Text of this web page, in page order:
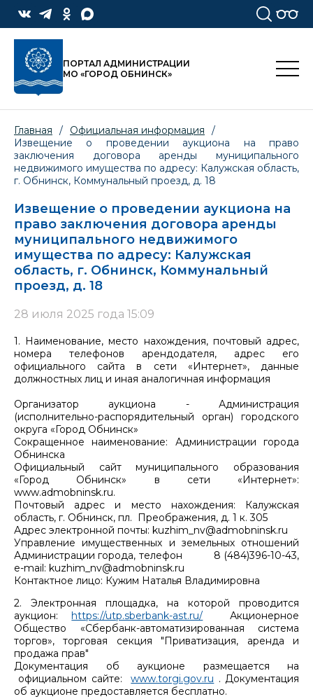
ПОРТАЛ АДМИНИСТРАЦИИ
МО «ГОРОД ОБНИНСК»
Главная / Официальная информация
/
Извещение о проведении аукциона на право
заключения договора аренды муниципального
недвижимого имущества по адресу: Калужская область,
г. Обнинск, Коммунальный проезд, д. 18
Извещение о проведении аукциона на
право заключения договора аренды
муниципального недвижимого
имущества по адресу: Калужская
область, г. Обнинск, Коммунальный
проезд, д. 18
28 июля 2025 года 15:09
1. Наименование, место нахождения, почтовый адрес,
номера телефонов арендодателя, адрес его
официального сайта в сети «Интернет», данные
должностных лиц и иная аналогичная информация
Организатор аукциона - Администрация
(исполнительно-распорядительный орган) городского
округа «Город Обнинск»
Сокращенное наименование: Администрации города
Обнинска
Официальный сайт муниципального образования
«Город Обнинск» в сети «Интернет»:
www.admobninsk.ru.
Почтовый адрес и место нахождения: Калужская
область, г. Обнинск, пл. Преображения, д. 1 к. 305
Адрес электронной почты: kuzhim_nv@admobninsk.ru
Управление имущественных и земельных отношений
Администрации города, телефон 8 (484)396-10-43,
e-mail: kuzhim_nv@admobninsk.ru
Контактное лицо: Кужим Наталья Владимировна
2. Электронная площадка, на которой проводится
аукцион: https://utp.sberbank-ast.ru/ Акционерное
Общество «Сбербанк-автоматизированная система
торгов», торговая секция "Приватизация, аренда и
продажа прав"
Документация об аукционе размещается на
официальном сайте:www.torgi.gov.ru . Документация
об аукционе предоставляется бесплатно.